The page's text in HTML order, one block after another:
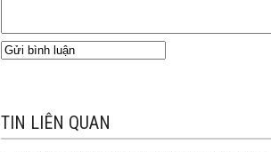
TIN LIÊN QUAN